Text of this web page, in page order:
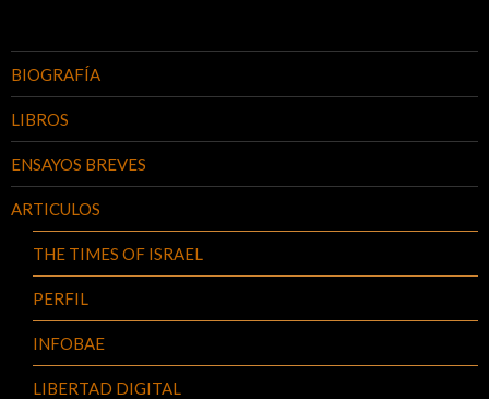
BIOGRAFÍA
LIBROS
ENSAYOS BREVES
ARTICULOS
THE TIMES OF ISRAEL
PERFIL
INFOBAE
LIBERTAD DIGITAL